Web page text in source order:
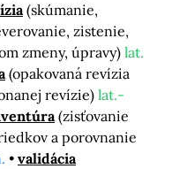
(skúmanie,
zistenie,
zmeny, úpravy)lat.
(opakovaná revízia
revízie) lat.-
(zisťovanie
a porovnanie
validácia